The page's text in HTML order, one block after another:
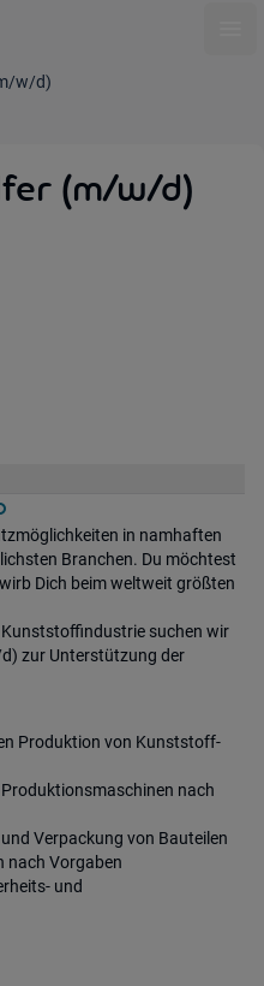
w/d)
(m/w/d)
in namhaften
Branchen. Du möchtest
Dich beim weltweit größten
suchen wir
zur Unterstützung der
Produktion von Kunststoff‑
nach
Verpackung von Bauteilen
nach Vorgaben
und